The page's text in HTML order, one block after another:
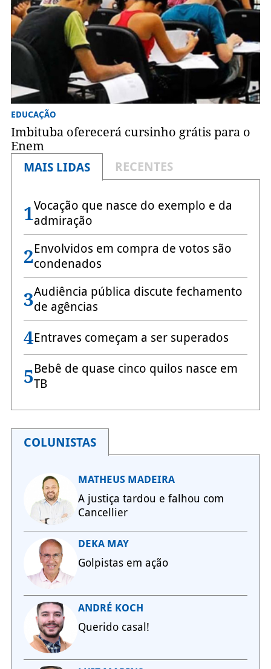
EDUCAÇÃO
Imbituba oferecerá cursinho grátis para o
Enem
MAIS LIDAS
RECENTES
1Vocação que nasce do exemplo e da
admiração
2Envolvidos em compra de votos são
condenados
3Audiência pública discute fechamento
de agências
4Entraves começam a ser superados
5Bebê de quase cinco quilos nasce em
TB
COLUNISTAS
MATHEUS MADEIRA
A justiça tardou e falhou com
Cancellier
DEKA MAY
Golpistas em ação
ANDRÉ KOCH
Querido casal!